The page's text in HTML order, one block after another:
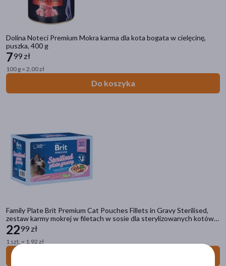
Dolina Noteci Premium Mokra karma dla kota bogata w cielęcinę,
puszka, 400 g
799 zł
100 g = 2,00 zł
Do koszyka
Family Plate Brit Premium Cat Pouches Fillets in Gravy Sterilised,
zestaw karmy mokrej w filetach w sosie dla sterylizowanych kotów
wszystkich ras, mix smaków, 85 g x 12 szt.
2299 zł
1 szt. = 1,92 zł
Sucha karma
Filtry
Dostawa
Wysyłka
Cena
zł – zł